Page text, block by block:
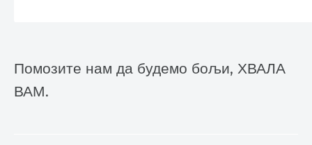
Помозите нам да будемо бољи, ХВАЛА
ВАМ.